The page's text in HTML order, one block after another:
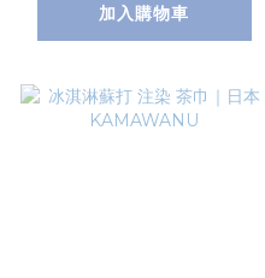
加入購物車